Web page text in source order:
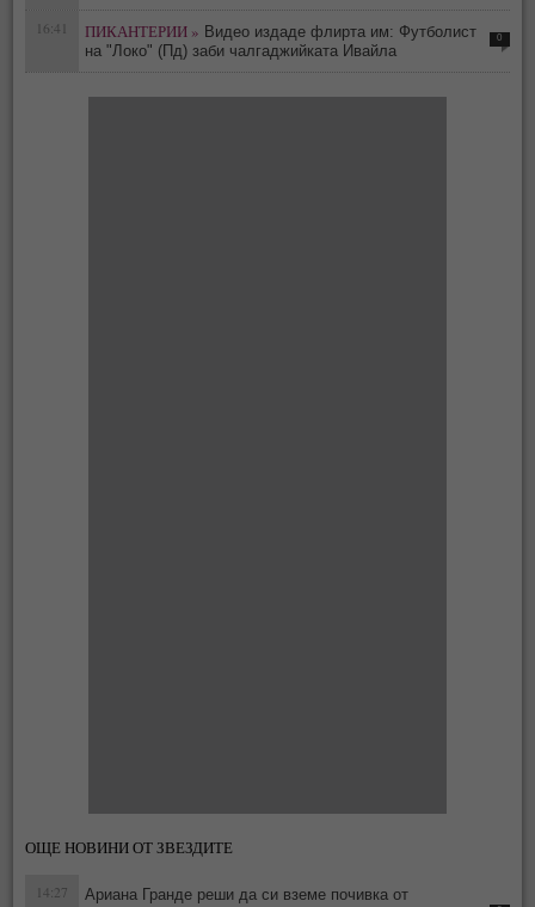
16:41 ПИКАНТЕРИИ » Видео издаде флирта им: Футболист
на "Локо" (Пд) заби чалгаджийката Ивайла
0
ОЩЕ НОВИНИ ОТ ЗВЕЗДИТЕ
14:27
Ариана Гранде реши да си вземе почивка от